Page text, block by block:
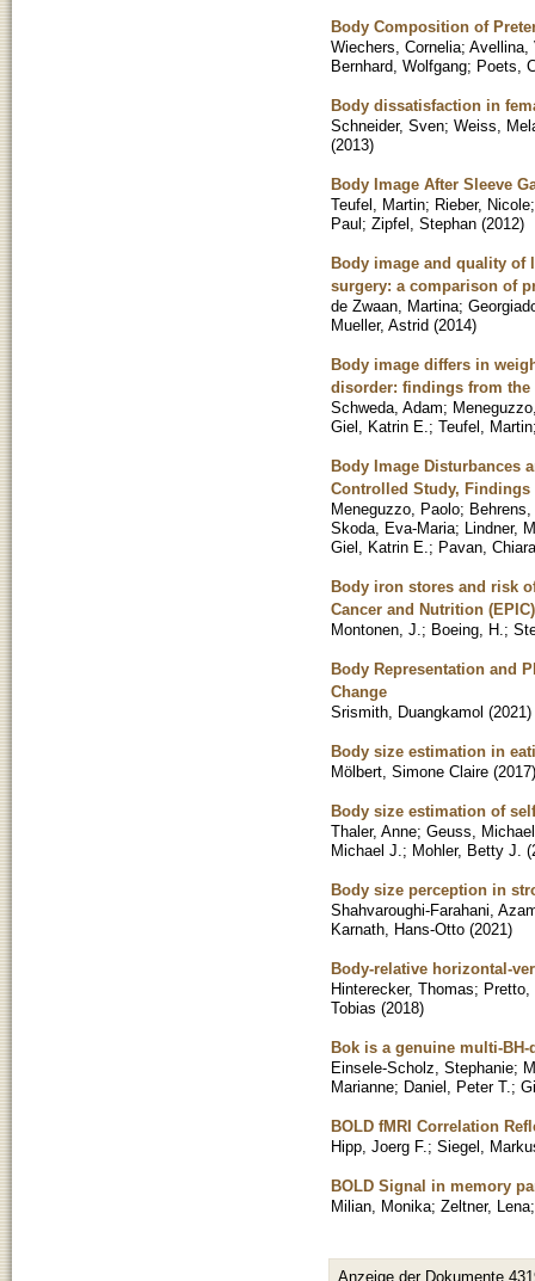
Body Composition of
Wiechers, Cornelia; Avellina,
Bernhard, Wolfgang; Poets,
Body dissatisfaction in
Schneider, Sven; Weiss,
(2013)
Body Image After Sleeve
Teufel, Martin; Rieber, Nicole
Paul; Zipfel, Stephan (2012)
Body image and quality
surgery: a comparison of
de Zwaan, Martina;
Mueller, Astrid (2014)
Body image differs in
disorder: findings from the
Schweda, Adam;
Giel, Katrin E. ; Teufel, Martin
Body Image Disturbances
Controlled Study,
Meneguzzo, Paolo;
Skoda, Eva-Maria; Lindner,
Giel, Katrin E. ; Pavan, Chiara
Body iron stores and risk
Cancer and Nutrition
Montonen, J. ; Boeing, H. ;
Body Representation and
Change
Srismith, Duangkamol (2021)
Body size estimation in
Mölbert, Simone Claire (2017)
Body size estimation of
Thaler, Anne; Geuss,
Michael J. ; Mohler, Betty J. (
Body size perception in
Shahvaroughi-Farahani,
Karnath, Hans-Otto (2021)
Body-relative horizontal-
Hinterecker, Thomas; Pretto,
Tobias (2018)
Bok is a genuine multi-
Einsele-Scholz, Stephanie;
Marianne; Daniel, Peter T. ;
BOLD fMRI Correlation
Hipp, Joerg F. ; Siegel,
BOLD Signal in memory
Milian, Monika; Zeltner, Lena
Anzeige der Dokumente